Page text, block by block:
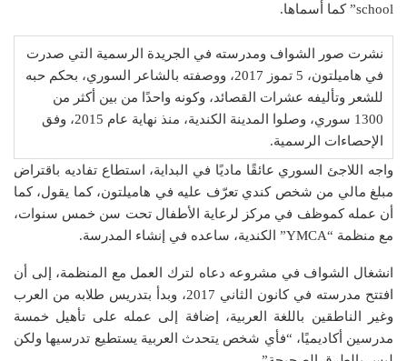
school” كما أسماها.
نشرت صور الشواف ومدرسته في الجريدة الرسمية التي صدرت
في هاميلتون، 5 تموز 2017، ووصفته بالشاعر السوري، بحكم حبه
للشعر وتأليفه عشرات القصائد، وكونه واحدًا من بين أكثر من
1300 سوري، وصلوا المدينة الكندية، منذ نهاية عام 2015، وفق
الإحصاءات الرسمية.
واجه اللاجئ السوري عائقًا ماديًا في البداية، استطاع تفاديه باقتراض
مبلغ مالي من شخص كندي تعرّف عليه في هاميلتون، كما يقول، كما
أن عمله كموظف في مركز لرعاية الأطفال تحت سن خمس سنوات،
مع منظمة “YMCA” الكندية، ساعده في إنشاء المدرسة.
انشغال الشواف في مشروعه دعاه لترك العمل مع المنظمة، إلى أن
افتتح مدرسته في كانون الثاني 2017، وبدأ بتدريس طلابه من العرب
وغير الناطقين باللغة العربية، إضافة إلى عمله على تأهيل خمسة
مدرسين أكاديميًا، “فأي شخص يتحدث العربية يستطيع تدرسيها ولكن